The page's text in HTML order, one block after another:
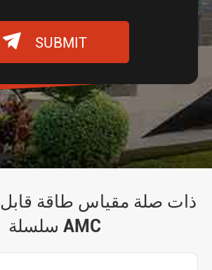
 SUBMIT
ذات صلة مقياس طاقة
سلسلة AMC